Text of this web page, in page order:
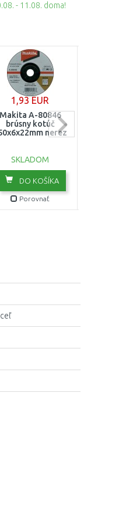
- 11.08. doma!
1,93 EUR
Makita A-80846
brúsny kotúč
nerez
SKLADOM
DO KOŠÍKA
Porovnať